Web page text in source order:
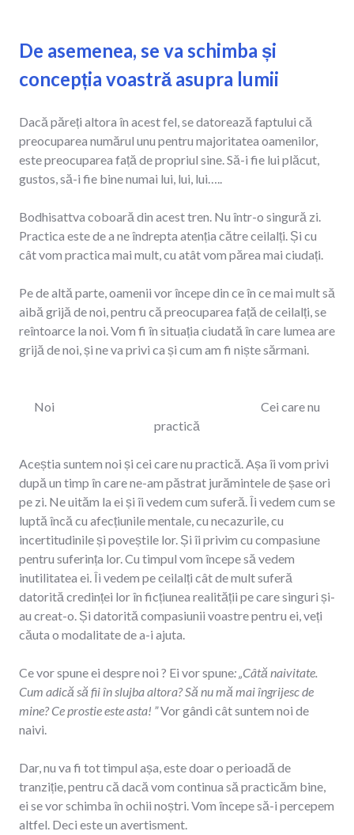
De asemenea, se va schimba și
concepția voastră asupra lumii
Dacă păreți altora în acest fel, se datorează faptului că
preocuparea numărul unu pentru majoritatea oamenilor,
este preocuparea față de propriul sine. Să-i fie lui plăcut,
gustos, să-i fie bine numai lui, lui, lui…..
Bodhisattva coboară din acest tren. Nu într-o singură zi.
Practica este de a ne îndrepta atenția către ceilalți. Și cu
cât vom practica mai mult, cu atât vom părea mai ciudați.
Pe de altă parte, oamenii vor începe din ce în ce mai mult să
aibă grijă de noi, pentru că preocuparea față de ceilalți, se
reîntoarce la noi. Vom fi în situația ciudată în care lumea are
grijă de noi, și ne va privi ca și cum am fi niște sărmani.
Noi Cei care nu
practică
Aceștia suntem noi și cei care nu practică. Așa îi vom privi
după un timp în care ne-am păstrat jurămintele de șase ori
pe zi. Ne uităm la ei și îi vedem cum suferă. Îi vedem cum se
luptă încă cu afecțiunile mentale, cu necazurile, cu
incertitudinile și poveștile lor. Și îi privim cu compasiune
pentru suferința lor. Cu timpul vom începe să vedem
inutilitatea ei. Îi vedem pe ceilalți cât de mult suferă
datorită credinței lor în ficțiunea realității pe care singuri și-
au creat-o. Și datorită compasiunii voastre pentru ei, veți
căuta o modalitate de a-i ajuta.
Ce vor spune ei despre noi ? Ei vor spune: „Câtă naivitate.
Cum adică să fii în slujba altora? Să nu mă mai îngrijesc de
mine? Ce prostie este asta! ”Vor gândi cât suntem noi de
naivi.
Dar, nu va fi tot timpul așa, este doar o perioadă de
tranziție, pentru că dacă vom continua să practicăm bine,
ei se vor schimba în ochii noștri. Vom începe să-i percepem
altfel. Deci este un avertisment.